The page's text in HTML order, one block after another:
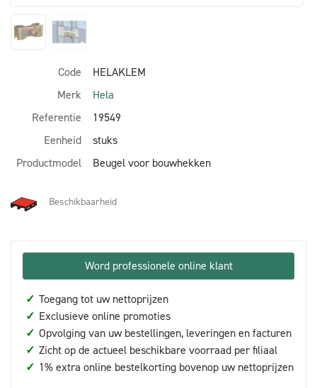
Code
HELAKLEM
Merk
Hela
Referentie
19549
Eenheid
stuks
Productmodel
Beugel voor bouwhekken
Beschikbaarheid
Word professionele online klant
✓ Toegang tot uw nettoprijzen
✓ Exclusieve online promoties
✓ Opvolging van uw bestellingen, leveringen en facturen
✓ Zicht op de actueel beschikbare voorraad per filiaal
✓ 1% extra online bestelkorting bovenop uw nettoprijzen